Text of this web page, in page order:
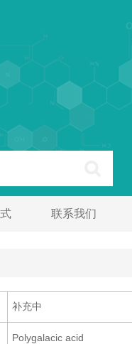
联系我们
补充中
Polygalacic acid